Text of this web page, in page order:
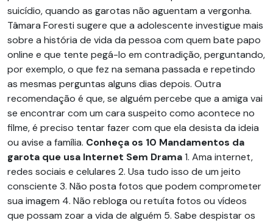
suicídio, quando as garotas não aguentam a vergonha.
Tâmara Foresti sugere que a adolescente investigue mais
sobre a história de vida da pessoa com quem bate papo
online e que tente pegá-lo em contradição, perguntando,
por exemplo, o que fez na semana passada e repetindo
as mesmas perguntas alguns dias depois. Outra
recomendação é que, se alguém percebe que a amiga vai
se encontrar com um cara suspeito como acontece no
filme, é preciso tentar fazer com que ela desista da ideia
ou avise a família. Conheça os 10 Mandamentos da
garota que usa Internet Sem Drama1. Ama internet,
redes sociais e celulares 2. Usa tudo isso de um jeito
consciente 3. Não posta fotos que podem comprometer
sua imagem 4. Não rebloga ou retuíta fotos ou vídeos
que possam zoar a vida de alguém 5. Sabe despistar os